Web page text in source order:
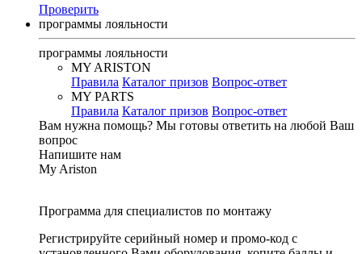
Проверить
программы лояльности
программы лояльности
MY ARISTON
Правила Каталог призов Вопрос-ответ
MY PARTS
Правила Каталог призов Вопрос-ответ
Вам нужна помощь? Мы готовы ответить на любой Ваш
вопрос
Напишите нам
My Ariston
Программа для специалистов по монтажу
Регистрируйте серийный номер и промо-код с